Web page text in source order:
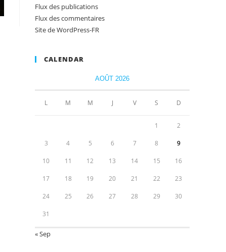
Flux des publications
Flux des commentaires
Site de WordPress-FR
CALENDAR
AOÛT 2026
L M M J V S D
1 2
3 4 5 6 7 8 9
10 11 12 13 14 15 16
17 18 19 20 21 22 23
24 25 26 27 28 29 30
31
« Sep